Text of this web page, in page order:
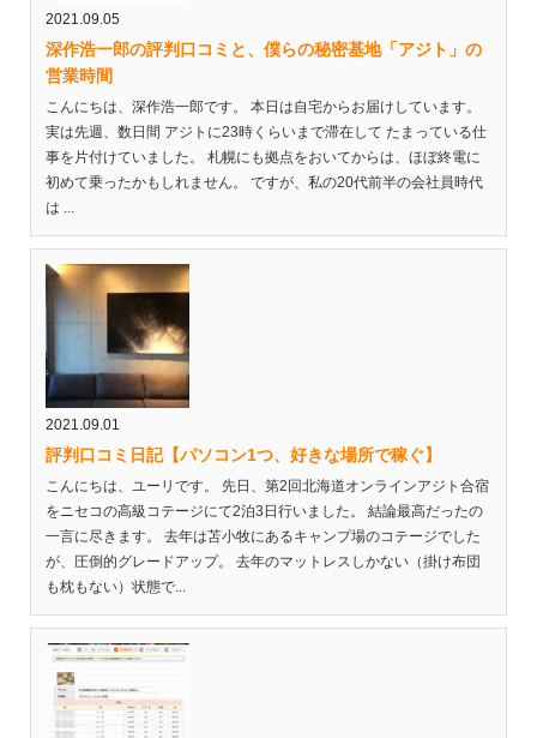
2021.09.05
深作浩一郎の評判口コミと、僕らの秘密基地「アジト」の
営業時間
こんにちは、深作浩一郎です。 本日は自宅からお届けしています。
実は先週、数日間 アジトに23時くらいまで滞在して たまっている仕
事を片付けていました。 札幌にも拠点をおいてからは、ほぼ終電に
初めて乗ったかもしれません。 ですが、私の20代前半の会社員時代
は ...
2021.09.01
評判口コミ日記【パソコン1つ、好きな場所で稼ぐ】
こんにちは、ユーリです。 先日、第2回北海道オンラインアジト合宿
をニセコの高級コテージにて2泊3日行いました。 結論最高だったの
一言に尽きます。 去年は苫小牧にあるキャンプ場のコテージでした
が、圧倒的グレードアップ。 去年のマットレスしかない（掛け布団
も枕もない）状態で...